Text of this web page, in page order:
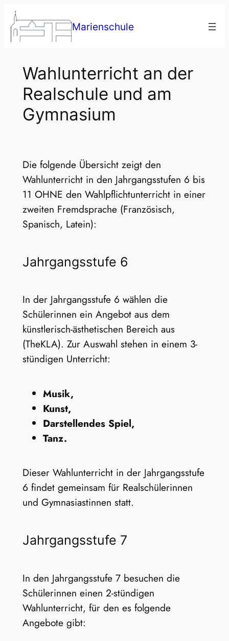
Zum
Inhalt
springen
Marienschule
Wahlunterricht an der
Realschule und am
Gymnasium
Die folgende Übersicht zeigt den
Wahlunterricht in den Jahrgangsstufen 6 bis
11 OHNE den Wahlpflichtunterricht in einer
zweiten Fremdsprache (Französisch,
Spanisch, Latein):
Jahrgangsstufe 6
In der Jahrgangsstufe 6 wählen die
Schülerinnen ein Angebot aus dem
künstlerisch-ästhetischen Bereich aus
(TheKLA). Zur Auswahl stehen in einem 3-
stündigen Unterricht:
Musik,
Kunst,
Darstellendes Spiel,
Tanz.
Dieser Wahlunterricht in der Jahrgangsstufe
6 findet gemeinsam für Realschülerinnen
und Gymnasiastinnen statt.
Jahrgangsstufe 7
In den Jahrgangsstufe 7 besuchen die
Schülerinnen einen 2-stündigen
Wahlunterricht, für den es folgende
Angebote gibt: